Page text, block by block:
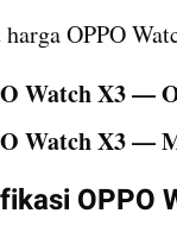
OPPO
Watch X3 —
Watch X3 —
OPPO